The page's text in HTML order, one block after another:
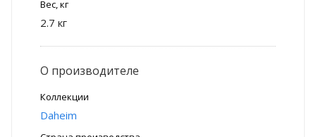
Вес, кг
2.7 кг
О производителе
Коллекции
Daheim